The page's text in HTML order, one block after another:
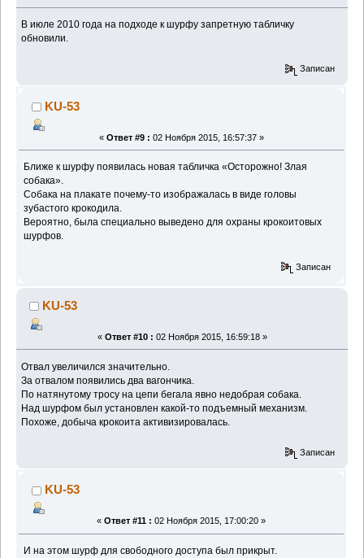
В июле 2010 года на подходе к шурфу запретную табличку
обновили.
Записан
KU-53
« Ответ #9 : 02 Ноября 2015, 16:57:37 »
Ближе к шурфу появилась новая табличка «Осторожно! Злая
собака».
Собака на плакате почему-то изображалась в виде головы
зубастого крокодила.
Вероятно, была специально выведено для охраны крокоитовых
шурфов.
Записан
KU-53
« Ответ #10 : 02 Ноября 2015, 16:59:18 »
Отвал увеличился значительно.
За отвалом появились два вагончика.
По натянутому тросу на цепи бегала явно недобрая собака.
Над шурфом был установлен какой-то подъемный механизм.
Похоже, добыча крокоита активизировалась.
Записан
KU-53
« Ответ #11 : 02 Ноября 2015, 17:00:20 »
И на этом шурф для свободного доступа был прикрыт.